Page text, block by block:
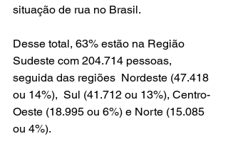
situação de rua no Brasil.
Desse total, 63% estão na Região
Sudeste com 204.714 pessoas,
seguida das regiões  Nordeste (47.418
ou 14%),  Sul (41.712 ou 13%), Centro-
Oeste (18.995 ou 6%) e Norte (15.085
ou 4%).